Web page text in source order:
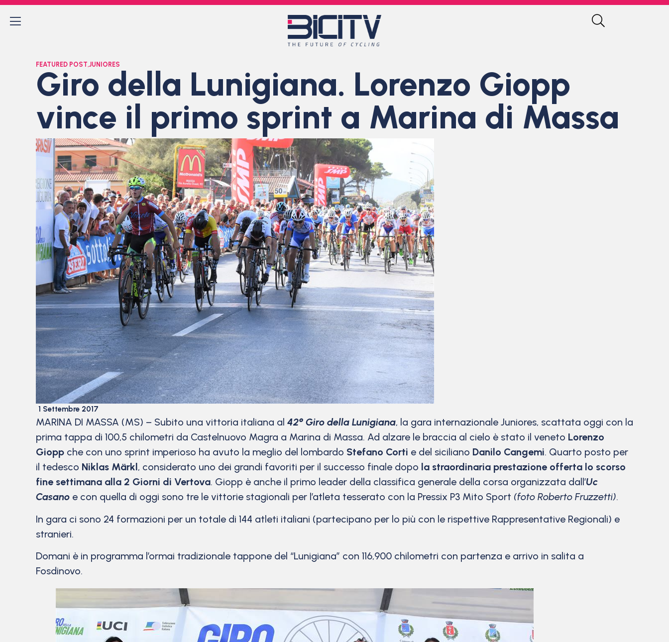
FEATURED POST,JUNIORES
Giro della Lunigiana. Lorenzo Giopp
vince il primo sprint a Marina di Massa
1 Settembre 2017
MARINA DI MASSA (MS) – Subito una vittoria italiana al 42° Giro della Lunigiana, la gara internazionale Juniores, scattata oggi con la
prima tappa di 100,5 chilometri da Castelnuovo Magra a Marina di Massa. Ad alzare le braccia al cielo è stato il veneto Lorenzo
Giopp che con uno sprint imperioso ha avuto la meglio del lombardo Stefano Corti e del siciliano Danilo Cangemi. Quarto posto per
il tedesco Niklas Märkl, considerato uno dei grandi favoriti per il successo finale dopo la straordinaria prestazione offerta lo scorso
fine settimana alla 2 Giorni di Vertova. Giopp è anche il primo leader della classifica generale della corsa organizzata dall’Uc
Casano e con quella di oggi sono tre le vittorie stagionali per l’atleta tesserato con la Pressix P3 Mito Sport (foto Roberto Fruzzetti).
In gara ci sono 24 formazioni per un totale di 144 atleti italiani (partecipano per lo più con le rispettive Rappresentative Regionali) e
stranieri.
Domani è in programma l’ormai tradizionale tappone del “Lunigiana” con 116,900 chilometri con partenza e arrivo in salita a
Fosdinovo.